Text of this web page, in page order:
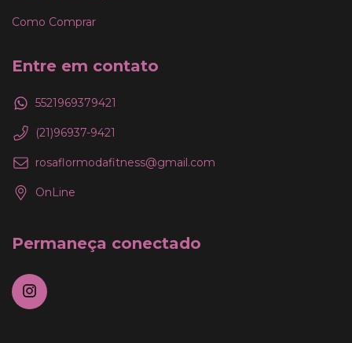
Como Comprar
Entre em contato
5521969379421
(21)96937-9421
rosaflormodafitness@gmail.com
OnLine
Permaneça conectado